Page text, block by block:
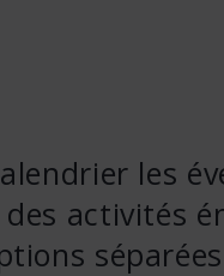
les
activités